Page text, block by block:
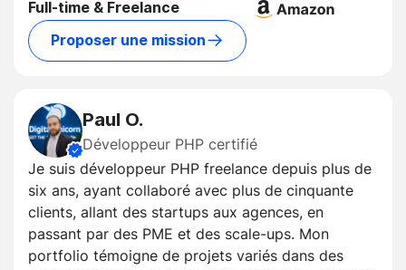
Full-time & Freelance
Proposer une mission
Paul O.
Développeur PHP certifié
Je suis développeur PHP freelance depuis plus de
six ans, ayant collaboré avec plus de cinquante
clients, allant des startups aux agences, en
passant par des PME et des scale-ups. Mon
portfolio témoigne de projets variés dans des